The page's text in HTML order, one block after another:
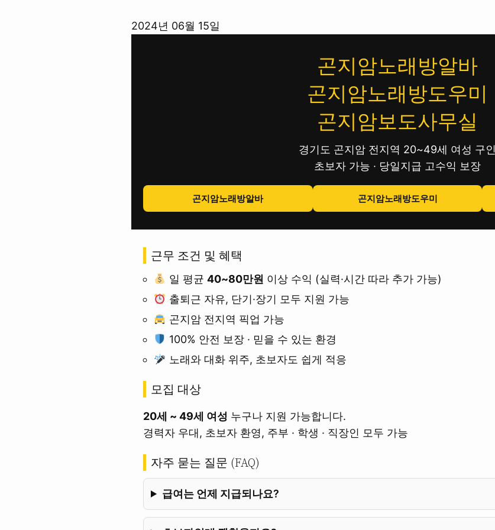
2024년 06월 15일
곤지암노래방알바
곤지암노래방도우미
곤지암보도사무실
경기도 곤지암 전지역 20~49세 여성 구인
초보자 가능 · 당일지급 고수익 보장
곤지암노래방알바 곤지암노래방도우미
근무 조건 및 혜택
일 평균 40~80만원 이상 수익 (실력·시간 따라 추가 가능)
출퇴근 자유, 단기·장기 모두 지원 가능
곤지암 전지역 픽업 가능
100% 안전 보장 · 믿을 수 있는 환경
노래와 대화 위주, 초보자도 쉽게 적응
모집 대상
20세 ~ 49세 여성 누구나 지원 가능합니다.
경력자 우대, 초보자 환영, 주부 · 학생 · 직장인 모두 가능
자주 묻는 질문 (FAQ)
급여는 언제 지급되나요?